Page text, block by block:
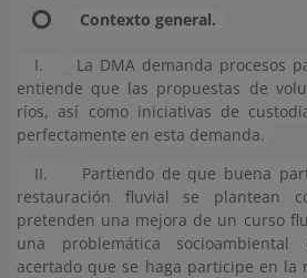
Contexto general.
I.
La DMA demanda procesos
entiende que las propuestas de
ríos, así como iniciativas de
perfectamente en esta demanda.
II.
Partiendo de que buena
restauración fluvial se plantean
pretenden una mejora de un curso
una problemática socioambiental
acertado que se haga participe en la